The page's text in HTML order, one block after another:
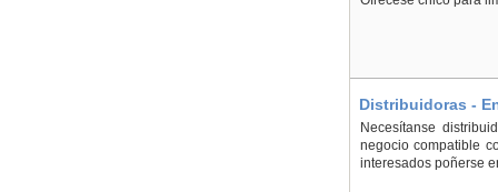
Distribuidoras -
Necesítanse
negocio compatible
interesados poñerse